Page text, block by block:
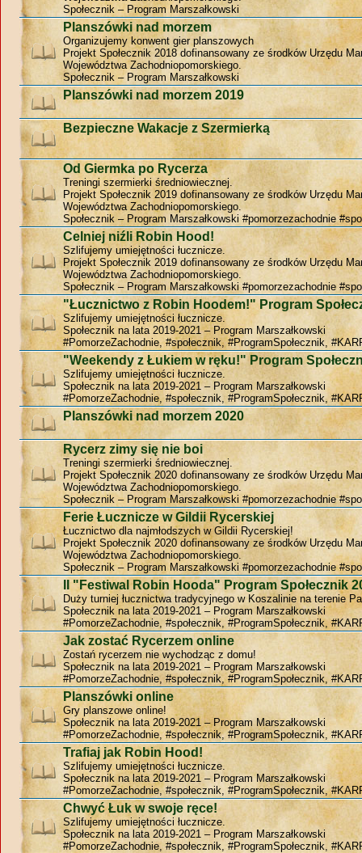
Społecznik – Program Marszałkowski
Planszówki nad morzem
Organizujemy konwent gier planszowych
Projekt Społecznik 2018 dofinansowany ze środków Urzędu
Województwa Zachodniopomorskiego.
Społecznik – Program Marszałkowski
Planszówki nad morzem 2019
Bezpieczne Wakacje z Szermierką
Od Giermka po Rycerza
Treningi szermierki średniowiecznej.
Projekt Społecznik 2019 dofinansowany ze środków Urzędu
Województwa Zachodniopomorskiego.
Społecznik – Program Marszałkowski #pomorzezachodnie
Celniej niźli Robin Hood!
Szlifujemy umiejętności łucznicze.
Projekt Społecznik 2019 dofinansowany ze środków Urzędu
Województwa Zachodniopomorskiego.
Społecznik – Program Marszałkowski #pomorzezachodnie
"Łucznictwo z Robin Hoodem!" Program
Szlifujemy umiejętności łucznicze.
Społecznik na lata 2019-2021 – Program Marszałkowski
#PomorzeZachodnie, #społecznik, #ProgramSpołecznik,
"Weekendy z Łukiem w ręku!" Program
Szlifujemy umiejętności łucznicze.
Społecznik na lata 2019-2021 – Program Marszałkowski
#PomorzeZachodnie, #społecznik, #ProgramSpołecznik,
Planszówki nad morzem 2020
Rycerz zimy się nie boi
Treningi szermierki średniowiecznej.
Projekt Społecznik 2020 dofinansowany ze środków Urzędu
Województwa Zachodniopomorskiego.
Społecznik – Program Marszałkowski #pomorzezachodnie
Ferie Łucznicze w Gildii Rycerskiej
Łucznictwo dla najmłodszych w Gildii Rycerskiej!
Projekt Społecznik 2020 dofinansowany ze środków Urzędu
Województwa Zachodniopomorskiego.
Społecznik – Program Marszałkowski #pomorzezachodnie
II "Festiwal Robin Hooda" Program Społecznik
Duży turniej łucznictwa tradycyjnego w Koszalinie na terenie
Społecznik na lata 2019-2021 – Program Marszałkowski
#PomorzeZachodnie, #społecznik, #ProgramSpołecznik,
Jak zostać Rycerzem online
Zostań rycerzem nie wychodząc z domu!
Społecznik na lata 2019-2021 – Program Marszałkowski
#PomorzeZachodnie, #społecznik, #ProgramSpołecznik,
Planszówki online
Gry planszowe online!
Społecznik na lata 2019-2021 – Program Marszałkowski
#PomorzeZachodnie, #społecznik, #ProgramSpołecznik,
Trafiaj jak Robin Hood!
Szlifujemy umiejętności łucznicze.
Społecznik na lata 2019-2021 – Program Marszałkowski
#PomorzeZachodnie, #społecznik, #ProgramSpołecznik,
Chwyć Łuk w swoje ręce!
Szlifujemy umiejętności łucznicze.
Społecznik na lata 2019-2021 – Program Marszałkowski
#PomorzeZachodnie, #społecznik, #ProgramSpołecznik,